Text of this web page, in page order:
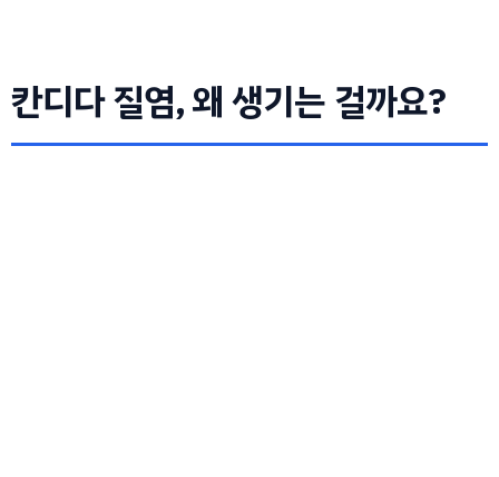
칸디다 질염, 왜 생기는 걸까요?